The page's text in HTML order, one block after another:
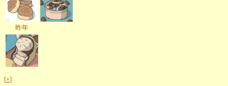
昨年
[+]